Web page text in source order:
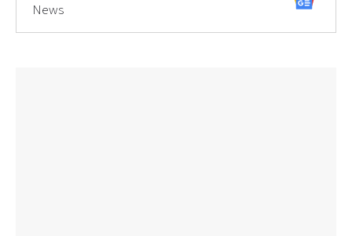
News